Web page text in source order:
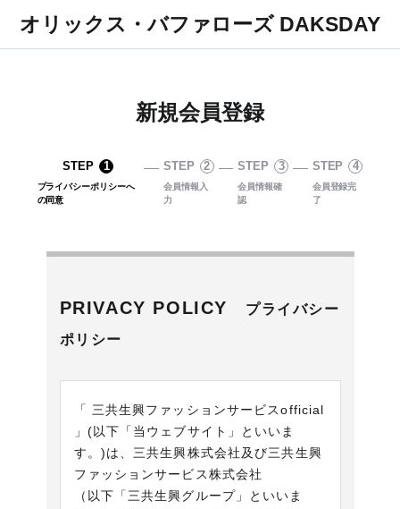
オリックス・バファローズ DAKSDAY
新規会員登録
STEP 1
プライバシーポリシーへ
の同意
STEP 2
会員情報入
力
STEP 3
会員情報確
認
STEP 4
会員登録完
了
PRIVACY POLICY
プライバシー
ポリシー
「 三共生興ファッションサービスofficial
」(以下「当ウェブサイト」といいま
す。)は、三共生興株式会社及び三共生興
ファッションサービス株式会社
（以下「三共生興グループ」といいま